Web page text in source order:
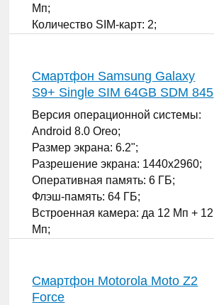
Мп;
Количество SIM-карт: 2;
Смартфон Samsung Galaxy
S9+ Single SIM 64GB SDM 845
Версия операционной системы:
Android 8.0 Oreo;
Размер экрана: 6.2";
Разрешение экрана: 1440x2960;
Оперативная память: 6 ГБ;
Флэш-память: 64 ГБ;
Встроенная камера: да 12 Мп + 12
Мп;
Смартфон Motorola Moto Z2
Force